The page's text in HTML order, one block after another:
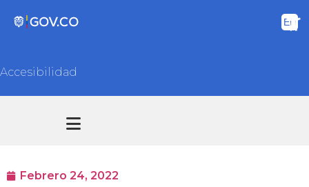
Accesibilidad
Febrero 24, 2022